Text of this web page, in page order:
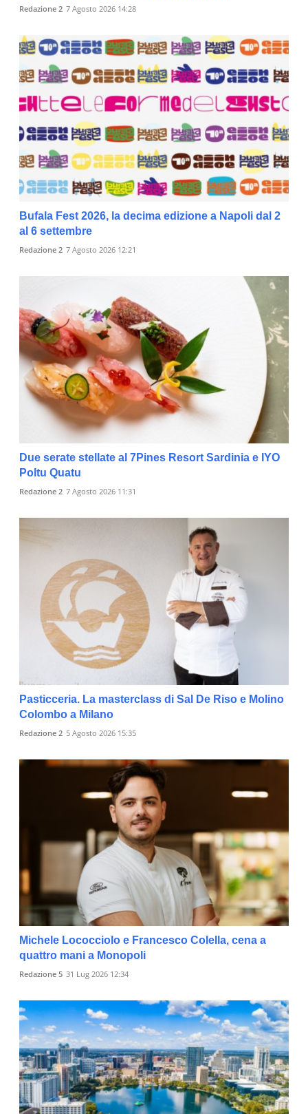
Redazione 2 7 Agosto 2026 14:28
Bufala Fest 2026, la decima edizione a Napoli dal 2
al 6 settembre
Redazione 2 7 Agosto 2026 12:21
Due serate stellate al 7Pines Resort Sardinia e IYO
Poltu Quatu
Redazione 2 7 Agosto 2026 11:31
Pasticceria. La masterclass di Sal De Riso e Molino
Colombo a Milano
Redazione 2 5 Agosto 2026 15:35
Michele Lococciolo e Francesco Colella, cena a
quattro mani a Monopoli
Redazione 5 31 Lug 2026 12:34